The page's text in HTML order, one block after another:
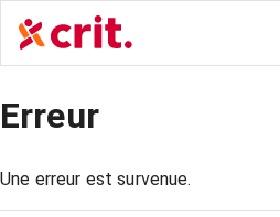
Erreur
Une erreur est survenue.